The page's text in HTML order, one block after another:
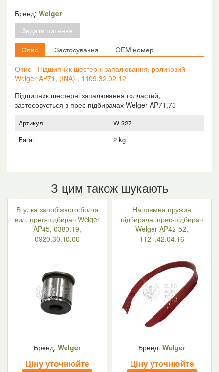
роликовий
Welger
AP71,
(INA)
кількість
Бренд: Welger
Задати питання
Опис
Застосування
OEM номер
Опис - Підшипник шестерні запалювання, роликовий
Welger AP71, (INA) , 1109.32.02.12
Підшипник шестерні запалювання голчастий,
застосовується в прес-підбирачах Welger AP71,73
Артикул:
W-327
Вага:
2 kg
З цим також шукають
Втулка запобіжного болта
вил, прес-підбирач Welger
AP45, 0380.19,
0920.30.10.00
Бренд: Welger
Ціну уточнюйте
Напрямна пружин
підбирача, прес-підбирач
Welger AP42-52,
1121.42.04.16
Бренд: Welger
Ціну уточнюйте